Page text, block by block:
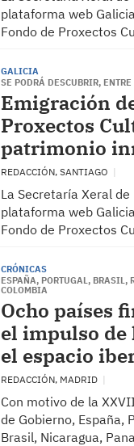
plataforma web
Fondo de Proxectos
GALICIA
SE PODRÁ DESCUBRIR,
Emigración
Proxectos
patrimonio
REDACCIÓN, SANTIAGO
La Secretaría Xeral
plataforma web
Fondo de Proxectos
CRÓNICAS
ESPAÑA, PORTUGAL,
COLOMBIA
Ocho países
el impulso
el espacio
REDACCIÓN, MADRID
Con motivo de la
de Gobierno, España,
Brasil, Nicaragua,